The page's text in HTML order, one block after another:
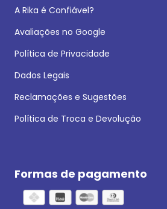
A Rika é Confiável?
Avaliações no Google
Política de Privacidade
Dados Legais
Reclamações e Sugestões
Política de Troca e Devolução
Formas de pagamento